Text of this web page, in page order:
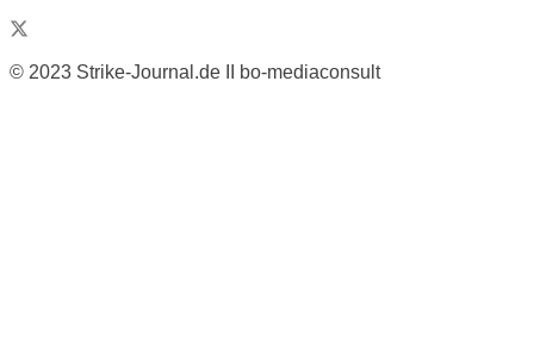
© 2023 Strike-Journal.de II bo-mediaconsult